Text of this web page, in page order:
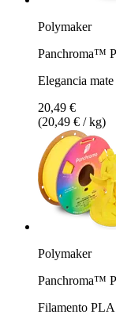
Polymaker
Panchroma™
Elegancia
20,49 €
(20,49 € / kg)
Polymaker
Panchroma™
Filamento